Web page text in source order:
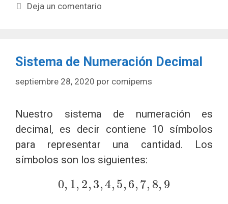
Deja un comentario
Sistema de Numeración Decimal
septiembre 28, 2020 por comipems
Nuestro sistema de numeración es
decimal, es decir contiene 10 símbolos
para representar una cantidad. Los
símbolos son los siguientes:
0 1,2 ,3 4 5 6, 7,8 ,9